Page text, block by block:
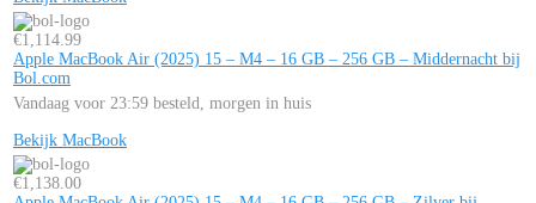
€1,114.99
Apple MacBook Air (2025) 15 – M4 – 16 GB – 256 GB – Middernacht bij
Bol.com
Vandaag voor 23:59 besteld, morgen in huis
Bekijk MacBook
€1,138.00